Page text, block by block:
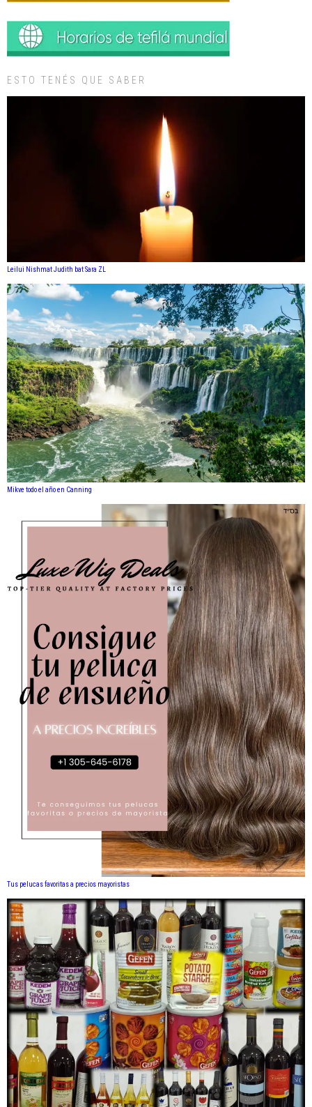
ESTO TENÉS QUE SABER
Leilui Nishmat Judith bat Sara ZL
Mikve todo el año en Canning
Tus pelucas favoritas a precios mayoristas